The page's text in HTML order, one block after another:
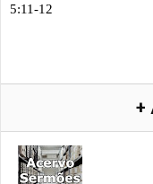
5:11-12
+